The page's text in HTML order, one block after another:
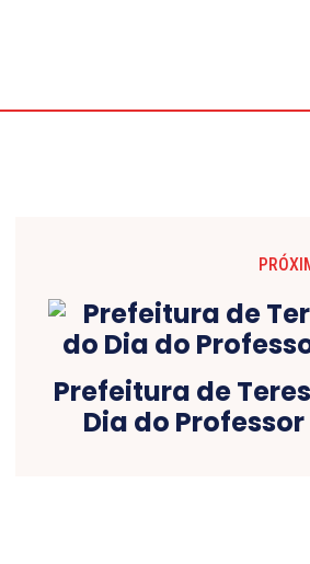
Prefeitura de
Dia do